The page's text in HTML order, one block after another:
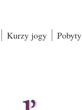
Kurzy jogy Pobyty